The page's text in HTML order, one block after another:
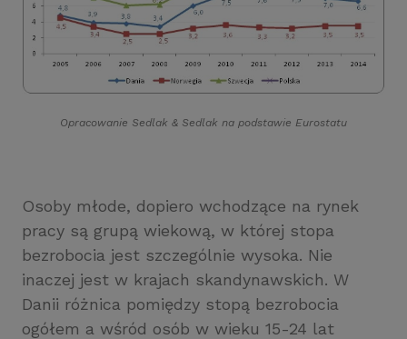
Opracowanie Sedlak & Sedlak na podstawie Eurostatu
Osoby młode, dopiero wchodzące na rynek
pracy są grupą wiekową, w której stopa
bezrobocia jest szczególnie wysoka. Nie
inaczej jest w krajach skandynawskich. W
Danii różnica pomiędzy stopą bezrobocia
ogółem a wśród osób w wieku 15-24 lat